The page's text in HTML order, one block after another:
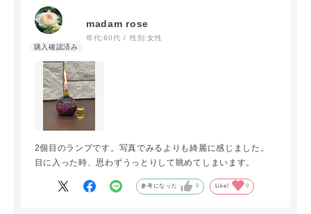
madam rose
年代:60代 性別:女性
2個目のランプです。写真でみるよりも綺麗に感じました。
目に入った時、思わずうっとりして眺めてしまいます。
参考になった 0 Like! 0